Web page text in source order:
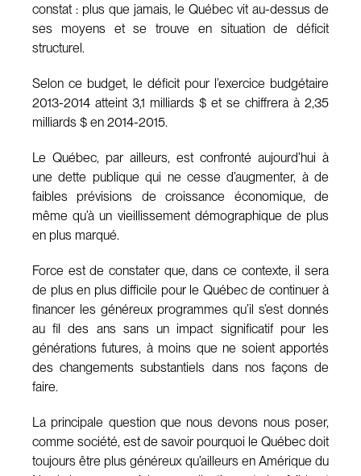
constat : plus que jamais, le Québec vit au-dessus de
ses moyens et se trouve en situation de déficit
structurel.
Selon ce budget, le déficit pour l’exercice budgétaire
2013-2014 atteint 3,1 milliards $ et se chiffrera à 2,35
milliards $ en 2014-2015.
Le Québec, par ailleurs, est confronté aujourd’hui à
une dette publique qui ne cesse d’augmenter, à de
faibles prévisions de croissance économique, de
même qu’à un vieillissement démographique de plus
en plus marqué.
Force est de constater que, dans ce contexte, il sera
de plus en plus difficile pour le Québec de continuer à
financer les généreux programmes qu’il s’est donnés
au fil des ans sans un impact significatif pour les
générations futures, à moins que ne soient apportés
des changements substantiels dans nos façons de
faire.
La principale question que nous devons nous poser,
comme société, est de savoir pourquoi le Québec doit
toujours être plus généreux qu’ailleurs en Amérique du